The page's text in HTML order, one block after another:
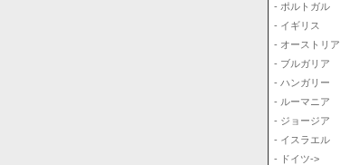
- ポルトガル
- イギリス
- オーストリア
- ブルガリア
- ハンガリー
- ルーマニア
- ジョージア
- イスラエル
- ドイツ->